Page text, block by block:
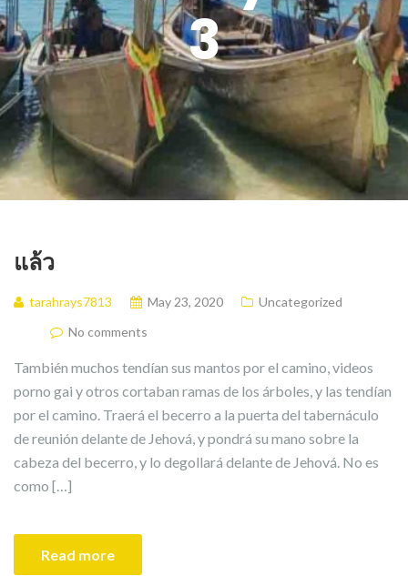
3
แล้ว
tarahrays7813 May 23, 2020
Uncategorized
No comments
También muchos tendían sus mantos por el camino, videos
porno gai y otros cortaban ramas de los árboles, y las tendían
por el camino. Traerá el becerro a la puerta del tabernáculo
de reunión delante de Jehová, y pondrá su mano sobre la
cabeza del becerro, y lo degollará delante de Jehová. No es
como […]
Read more